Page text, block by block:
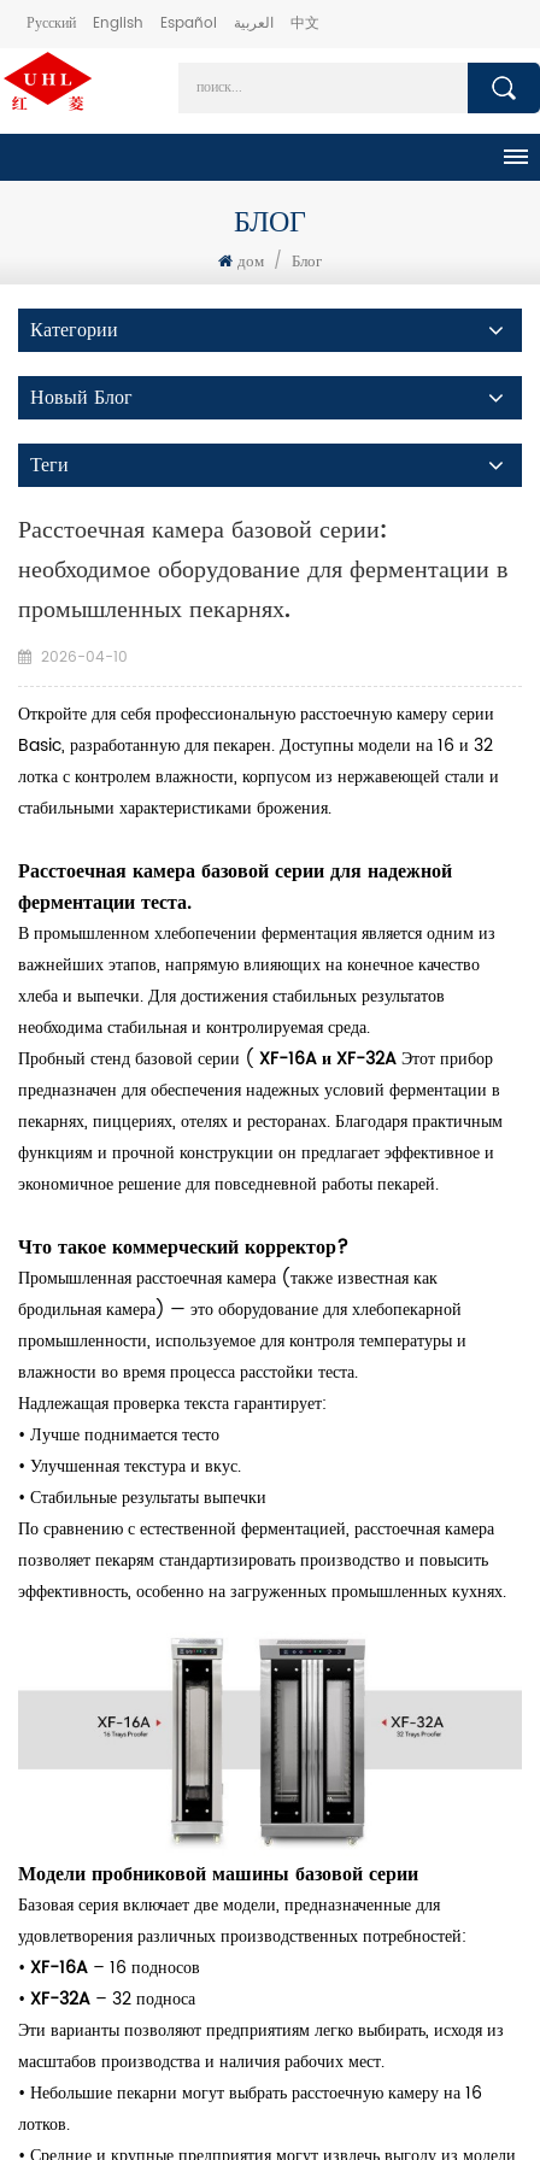
Русский English Español العربية 中文
БЛОГ
дом / Блог
Категории
Новый Блог
Теги
Расстоечная камера базовой серии:
необходимое оборудование для ферментации в
промышленных пекарнях.
2026-04-10
Откройте для себя профессиональную расстоечную камеру серии
Basic, разработанную для пекарен. Доступны модели на 16 и 32
лотка с контролем влажности, корпусом из нержавеющей стали и
стабильными характеристиками брожения.
Расстоечная камера базовой серии для надежной
ферментации теста.
В промышленном хлебопечении ферментация является одним из
важнейших этапов, напрямую влияющих на конечное качество
хлеба и выпечки. Для достижения стабильных результатов
необходима стабильная и контролируемая среда.
Пробный стенд базовой серии ( XF-16A и XF-32AЭтот прибор
предназначен для обеспечения надежных условий ферментации в
пекарнях, пиццериях, отелях и ресторанах. Благодаря практичным
функциям и прочной конструкции он предлагает эффективное и
экономичное решение для повседневной работы пекарей.
Что такое коммерческий корректор?
Промышленная расстоечная камера (также известная как
бродильная камера) — это оборудование для хлебопекарной
промышленности, используемое для контроля температуры и
влажности во время процесса расстойки теста.
Надлежащая проверка текста гарантирует:
• Лучше поднимается тесто
• Улучшенная текстура и вкус.
• Стабильные результаты выпечки
По сравнению с естественной ферментацией, расстоечная камера
позволяет пекарям стандартизировать производство и повысить
эффективность, особенно на загруженных промышленных кухнях.
Модели пробниковой машины базовой серии
Базовая серия включает две модели, предназначенные для
удовлетворения различных производственных потребностей:
• XF-16A – 16 подносов
• XF-32A – 32 подноса
Эти варианты позволяют предприятиям легко выбирать, исходя из
масштабов производства и наличия рабочих мест.
• Небольшие пекарни могут выбрать расстоечную камеру на 16
лотков.